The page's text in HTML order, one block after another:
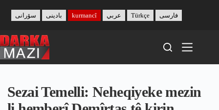
content
بادینی سۆرانی kurmancî عربي Türkçe فارسی
Sezai Temelli: Neheqiyeke mezin